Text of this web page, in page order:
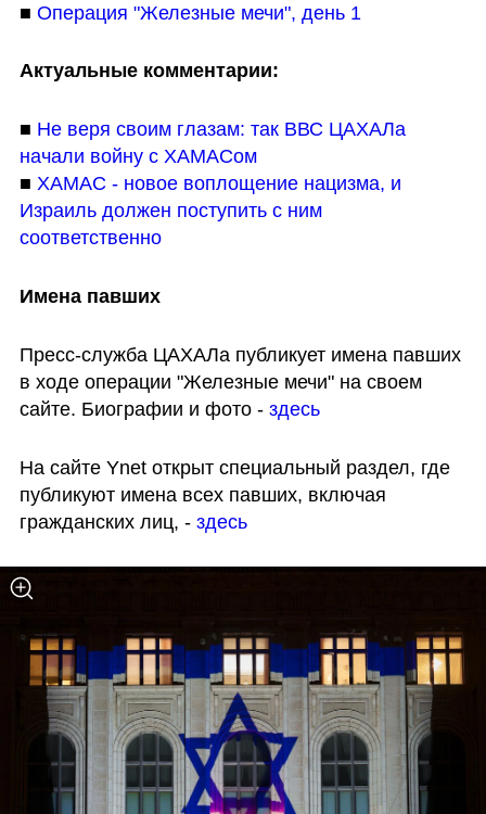
■ Операция "Железные мечи", день 1
Актуальные комментарии:
■ Не веря своим глазам: так ВВС ЦАХАЛа
начали войну с ХАМАСом
■ ХАМАС - новое воплощение нацизма, и
Израиль должен поступить с ним
соответственно
Имена павших
Пресс-служба ЦАХАЛа публикует имена павших
в ходе операции "Железные мечи" на своем
сайте. Биографии и фото - здесь
На сайте Ynet открыт специальный раздел, где
публикуют имена всех павших, включая
гражданских лиц, - здесь